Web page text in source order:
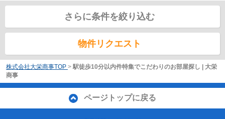
さらに条件を絞り込む
物件リクエスト
株式会社大栄商事TOP > 駅徒歩10分以内件特集でこだわりのお部屋探し | 大栄
商事
ページトップに戻る